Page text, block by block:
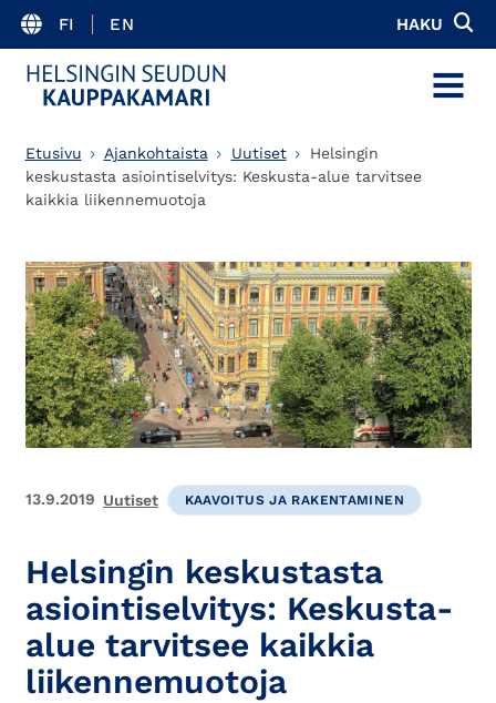
FI EN HAKU
MENU
Etusivu Ajankohtaista Uutiset
Helsingin
keskustasta asiointiselvitys: Keskusta-alue tarvitsee
kaikkia liikennemuotoja
13.9.2019 Uutiset KAAVOITUS JA RAKENTAMINEN
Helsingin keskustasta
asiointiselvitys: Keskusta-
alue tarvitsee kaikkia
liikennemuotoja